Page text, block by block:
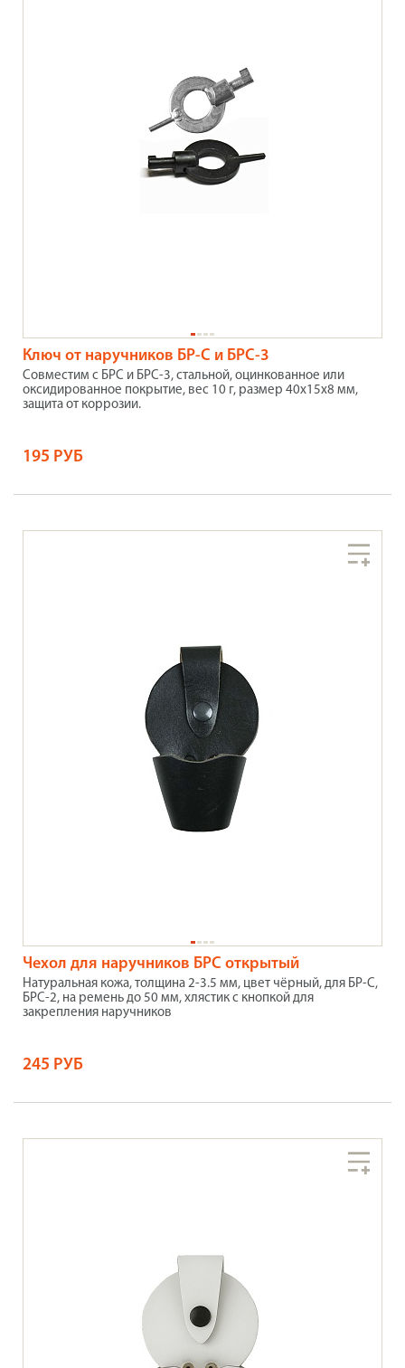
Ключ от наручников БР-С и БРС-3
Совместим с БРС и БРС-3, стальной, оцинкованное или
оксидированное покрытие, вес 10 г, размер 40х15х8 мм,
защита от коррозии.
195 РУБ
Чехол для наручников БРС открытый
Натуральная кожа, толщина 2-3.5 мм, цвет чёрный, для БР-С,
БРС-2, на ремень до 50 мм, хлястик с кнопкой для
закрепления наручников
245 РУБ